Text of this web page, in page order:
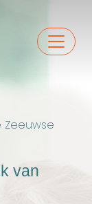
Zeeuwse
van